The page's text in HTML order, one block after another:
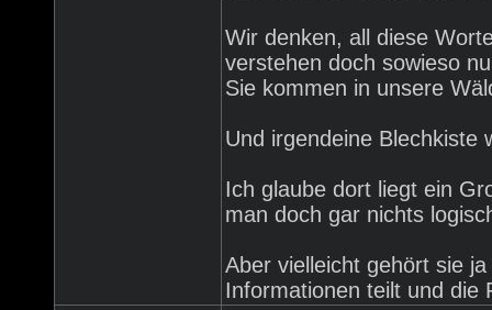
Wir denken, all diese
verstehen doch sowieso
Sie kommen in unsere
Und irgendeine Blechkiste
Ich glaube dort liegt ein
man doch gar nichts
Aber vielleicht gehört sie
Informationen teilt und die